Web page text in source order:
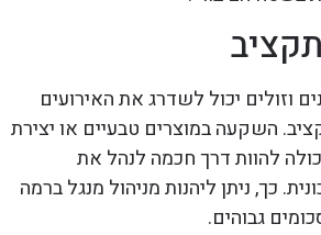
וזולים יכול לשדרג את האירועים
השקעה במוצרים טבעיים או יצירת
להוות דרך חכמה לנהל את
כך, ניתן ליהנות מניהול מנגל ברמה
גבוהים.